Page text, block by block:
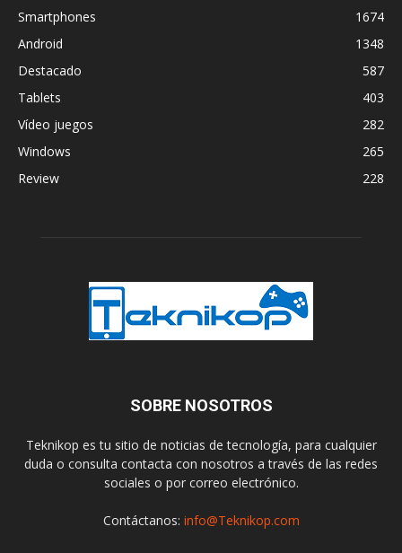
Smartphones
1674
Android
1348
Destacado
587
Tablets
403
Vídeo juegos
282
Windows
265
Review
228
SOBRE NOSOTROS
Teknikop es tu sitio de noticias de tecnología, para cualquier
duda o consulta contacta con nosotros a través de las redes
sociales o por correo electrónico.
Contáctanos: info@Teknikop.com